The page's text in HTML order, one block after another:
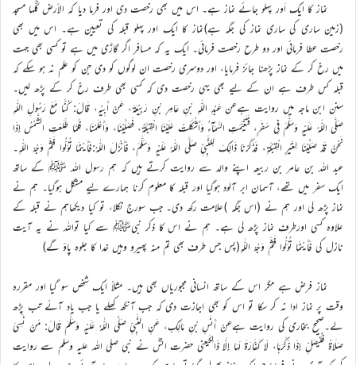
نماز کا ایک اَور پہلو جائے نماز ہے۔ اس میں بھی رخصت دی اور فرما دیا کہ الأرض كُلُّها مسجد
(زمین ساری کی ساری نماز کی جگہ ہے)نماز کا ایک اور پہلو قبلہ کی تعیین ہے۔ اس میں بھی
رخصت عطا فرمائی اور دو طرح رخصت فرمائی۔ ایک یہ کہ مسافر اگر گاڑی میں ہے تو کسی بھی جہت
میں رخ کر کے نماز پڑھنا جائز فرمایا، اور دوسری رخصت ان لوگوں کو دی جن کو علم نہ ہو سکے کہ
قبلہ کس طرف ہے ان کے لیے بھی یہی رخصت دی کہ کسی بھی طرف رخ کر کے پڑھ لیں۔
سنن ابن ماجہ میں روایت ہےعن عَبْدِ اللّٰهِ بْنِ عَامِرِ بْنِ رَبِيْعَةَ، عَنْ أَبِيْهِ، قَالَ: كُنَّا مَعَ رَسُولِ اللّٰهِ
صَلَّى اللّٰهُ عَلَيْهِ وَسَلَّمَ فِي سَفَرٍ، فَتَغَيَّمَتِ السَّمَآءُ وَأَشْكَلَتْ عَلَيْنَا الْقِبْلَةُ، فَصَلَّيْنَا، وَأَعْلَمْنَا، فَلَمَّا طَلَعَتِ الشَّمْسُ إِذَا
نَحْنُ قَدْ صَلَّيْنَا لِغَيْرِ الْقِبْلَةِ، فَذَكَرْنَا ذَالِكَ لِلنَّبِيِّ صَلَّى اللّٰهُ عَلَيْهِ وَسَلَّمَ، فَأَنْزَلَ اللّٰهُ:فَأَيْنَمَا تُوَلُّوا فَثَمَّ وَجْهُ اللّٰهِ۔
عبد اللہ بن عامر بن ربیعہ اپنے والد سے روایت کرتے ہیں کہ ہم رسول اللہ ﷺ کے ساتھ
ایک سفر میں تھے، آسمان ابر آلود ہوگیا اور قبلہ کا معلوم کرنا ہمارے لیے مشکل ہوگیا۔ ہم نے
نماز پڑھ لی اور ہم نے (اس جگہ )علامت رکھ دی۔ جب سورج نکلا، تو کیا دیکھاہم نے قبلہ کے
علاوہ کسی اورطرف نماز پڑھ لی ہے۔ ہم نے اس کا ذکر نبیﷺ سے کیا تواللہ نے یہ آیت
نازل کی فَأَيْنَمَا تُوَلُّوا فَثَمَّ وَجْهُ اللّٰهِ(پس جس طرف بھی تم منہ پھیرو وہیں خدا کا جلوہ پاؤ گے)
نماز فرض ہے مگر اس کے ساتھ انسانی مجبوریاں بھی ہیں۔ مثلاً ایک شخص سو گیا اور مقررہ
وقت پر نماز ادا نہ کر سکا تو اس کو بھی اجازت دی کہ جب آنکھ کھلے یا جب یاد آئے تب پڑھ
لے۔صحیح بخاری کی روایت ہےعنْ أَنَسِ بْنِ مَالِكٍ، عَنِ النَّبِيِّ صَلَّى اللّٰهُ عَلَيْهِ وَسَلَّمَ قَالَ: مَنْ نَسِيَ
صَلَاةً فَلْيُصَلِّ إِذَا ذَكَرَهَا، لَا كَفَّارَةَ لَهَا إِلَّا ذَالِكَیعنی حضرت انسؓ نے نبی صلی اللہ علیہ وسلم سے روایت